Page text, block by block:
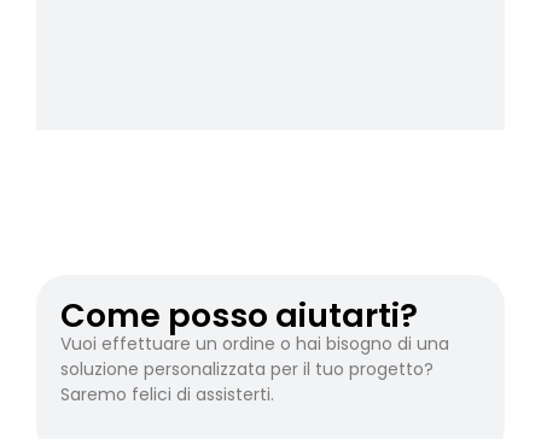
Come posso aiutarti?
Vuoi effettuare un ordine o hai bisogno di una
soluzione personalizzata per il tuo progetto?
Saremo felici di assisterti.